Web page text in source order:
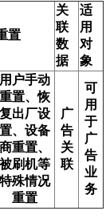
置
关
联
数
据
适
用
对
象
用户手动
重置、恢
复出厂设
置、设备
商重置、
被刷机等
特殊情况
重置
广
告
关
联
可
用
于
广
告
业
务